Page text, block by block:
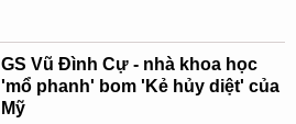
GS Vũ Đình Cự - nhà khoa học
'mổ phanh' bom 'Kẻ hủy diệt' của
Mỹ